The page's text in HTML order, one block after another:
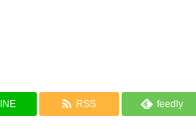
RSS feedly